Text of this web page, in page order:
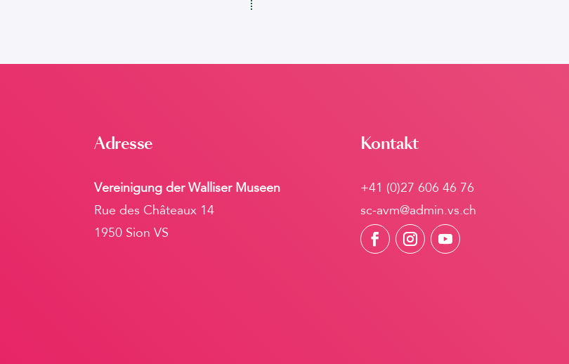
Adresse
Vereinigung der Walliser Museen
Rue des Châteaux 14
1950 Sion VS
Kontakt
+41 (0)27 606 46 76
sc-avm@admin.vs.ch